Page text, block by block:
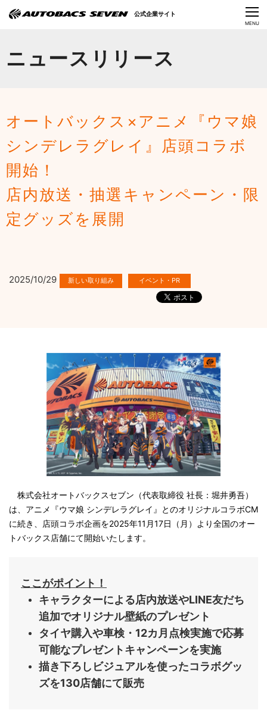
CLOSE
MENU
ニュースリリース
オートバックス×アニメ『ウマ娘
シンデレラグレイ』店頭コラボ
開始！
店内放送・抽選キャンペーン・限
定グッズを展開
2025/10/29
株式会社オートバックスセブン（代表取締役 社長：堀井勇吾）
は、アニメ『ウマ娘 シンデレラグレイ』とのオリジナルコラボCM
に続き、店頭コラボ企画を2025年11月17日（月）より全国のオー
トバックス店舗にて開始いたします。
ここがポイント！
キャラクターによる店内放送やLINE友だち
追加でオリジナル壁紙のプレゼント
タイヤ購入や車検・12カ月点検実施で応募
可能なプレゼントキャンペーンを実施
描き下ろしビジュアルを使ったコラボグッ
ズを130店舗にて販売
公式企業サイト
サステナビリティ
採用情報
Language